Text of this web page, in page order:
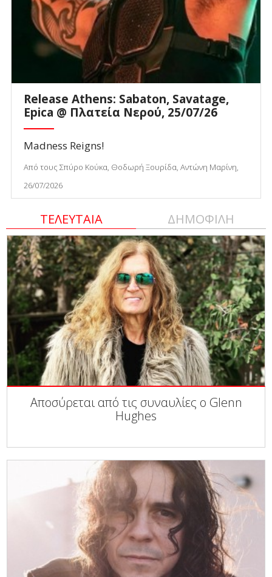
Release Athens: Sabaton, Savatage,
Epica @ Πλατεία Νερού, 25/07/26
Madness Reigns!
Από τους Σπύρο Κούκα, Θοδωρή Ξουρίδα, Αντώνη Μαρίνη,
26/07/2026
ΤΕΛΕΥΤΑΙΑ ΔΗΜΟΦΙΛΗ
Αποσύρεται από τις συναυλίες ο Glenn
Hughes